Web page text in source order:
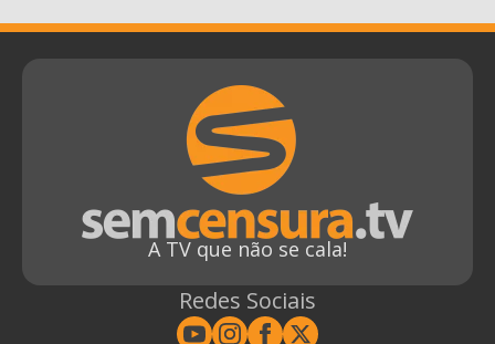
A TV que não se cala!
Redes Sociais